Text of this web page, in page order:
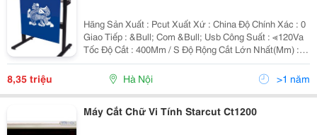
Hãng Sản Xuất : Pcut Xuất Xứ : China Độ Chính Xác : 0
Giao Tiếp : &Bull; Com &Bull; Usb Công Suất : ≪120Va
Tốc Độ Cắt : 400Mm / S Độ Rộng Cắt Lớn Nhất(Mm) :
1005
8,35 triệu Hà Nội >1 năm
Máy Cắt Chữ Vi Tính Starcut Ct1200